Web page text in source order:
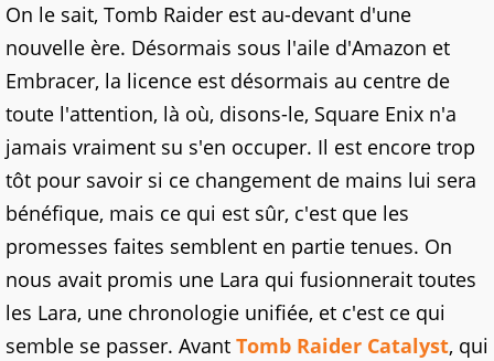
On le sait, Tomb Raider est au-devant d'une
nouvelle ère. Désormais sous l'aile d'Amazon et
Embracer, la licence est désormais au centre de
toute l'attention, là où, disons-le, Square Enix n'a
jamais vraiment su s'en occuper. Il est encore trop
tôt pour savoir si ce changement de mains lui sera
bénéfique, mais ce qui est sûr, c'est que les
promesses faites semblent en partie tenues. On
nous avait promis une Lara qui fusionnerait toutes
les Lara, une chronologie unifiée, et c'est ce qui
semble se passer. Avant Tomb Raider Catalyst, qui